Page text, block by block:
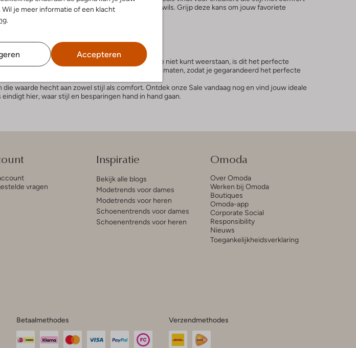
je meer informatie of een klacht
.
Accepteren
Nike sale sneakers collectie heeft voor elk wat wils. Grijp deze kans om jouw favoriete
dan ooit om die te vinden. Met kortingen die je niet kunt weerstaan, is dit het perfecte
een verscheidenheid aan stijlen, kleuren en maten, zodat je gegarandeerd het perfecte
waarde hecht aan zowel stijl als comfort. Ontdek onze Sale vandaag nog en vind jouw ideale
hier, waar stijl en besparingen hand in hand gaan.
vragen
Inspiratie
Bekijk alle blogs
Modetrends voor dames
Modetrends voor heren
Schoenentrends voor dames
Schoenentrends voor heren
Omoda
Over Omoda
Werken bij Omoda
Boutiques
Omoda-app
Corporate Social
Responsibility
Nieuws
Toegankelijkheidsverklaring
Betaalmethodes Verzendmethodes